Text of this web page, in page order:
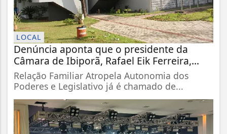
LOCAL
Denúncia aponta que o presidente da
Câmara de Ibiporã, Rafael Eik Ferreira,...
Relação Familiar Atropela Autonomia dos
Poderes e Legislativo já é chamado de...